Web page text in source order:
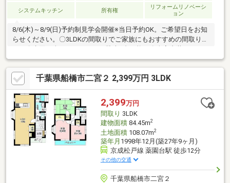
システムキッチン 所有権
リフォームリノベーシ
ョン
8/6(木)～8/9(日)予約制見学会開催※当日予約OK。ご希望日をお知
らせください。〇3LDKの間取りでご家族にもおすすめの間取りで
ム実施。水回りも交換予定のため気持ちよくご入居できそうで
す。〇外装リフォーム・屋根外壁塗装・シロアリ防蟻工事・通水
検査 etc…〇内装リフォーム・玄関鍵交換・床フロアタイル重ね
張り・クッションフロア張替・クロス張替え・照明器具交換・水
回り交換(キッチン、洗面化粧台、トイレ)・火災報知機設置・ド
アホン交換・スイッチパネル交換・エアコン配線
千葉県船橋市二宮２ 2,399万円 3LDK
2,399万円
間取り 3LDK
建物面積84.45m2
土地面積108.07m2
築年月 1998年12月(築27年9ヶ月)
京成松戸線 薬園台駅 徒歩12分
その他の交通
千葉県船橋市二宮２